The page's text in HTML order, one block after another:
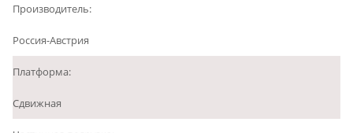
Производитель:
Россия-Австрия
Платформа:
Сдвижная